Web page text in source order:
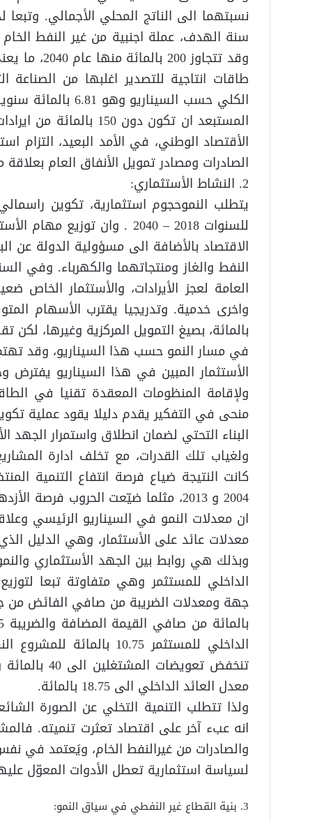
نسبتهما الى الناتج المحلي الأجمالي.
وقد تتجاوز
طاقات انتاجية للتصدير اغلبها من
الكلي حسب
المستبعد ان تكون دون
الأقتصاد الوطني، في الأمد البعيد، التزام
الصادرات ومصادر تمويل الأنفاق العام
2. النشاط الأستثماري:
للسنوات 2018 – 2040 . وان
الاقتصاد بالأضافة الى مسؤولية الدولة عن
النفط والغاز ومنتجاتهما والكهرباء. وفي
العامة لعجز الأيرادات، والأستثمار
بالمائة، بصيغ التمويل المركزية وغيرها،
في مسار النمو حسب هذا السيناريو، وقد
الأستثمار المبين في هذا السيناريو يفترض
ولإقامة المنظومات المعقدة تقنيا في
منحى في التفكير يقدم دليلا يقود عملية
البناء التحتي لضمان انطلاق واستمرار الجهد
ولغياب تلك القدرات، مع تخلف ادارة
كانت النتيجة ضياع فرصة انتفاع التنمية
2004 و 2013، مثلما ضيّعت الحروب
ان معدلات النمو في السيناريو الرئيسي
معدلات عائد على الأستثمار، وهي الدليل
وبذلك هي روابط بين الجهد الأستثماري
الداخلي للمستثمر وهي متفاوتة تبعا
معدل العائد الداخلي الى 18.75 بالمائة.
ولذا تتطلب التنمية التخلي عن الصورة
انه عبء آخر على اقتصاد تعثرت تنميته.
والصادرات من غيرالنفط الخام، ويَعتمد في
لسياسة استثمارية تعطل الأدوات المعوّل
3. بنية القطاع غير النفطي في سياق النمو: